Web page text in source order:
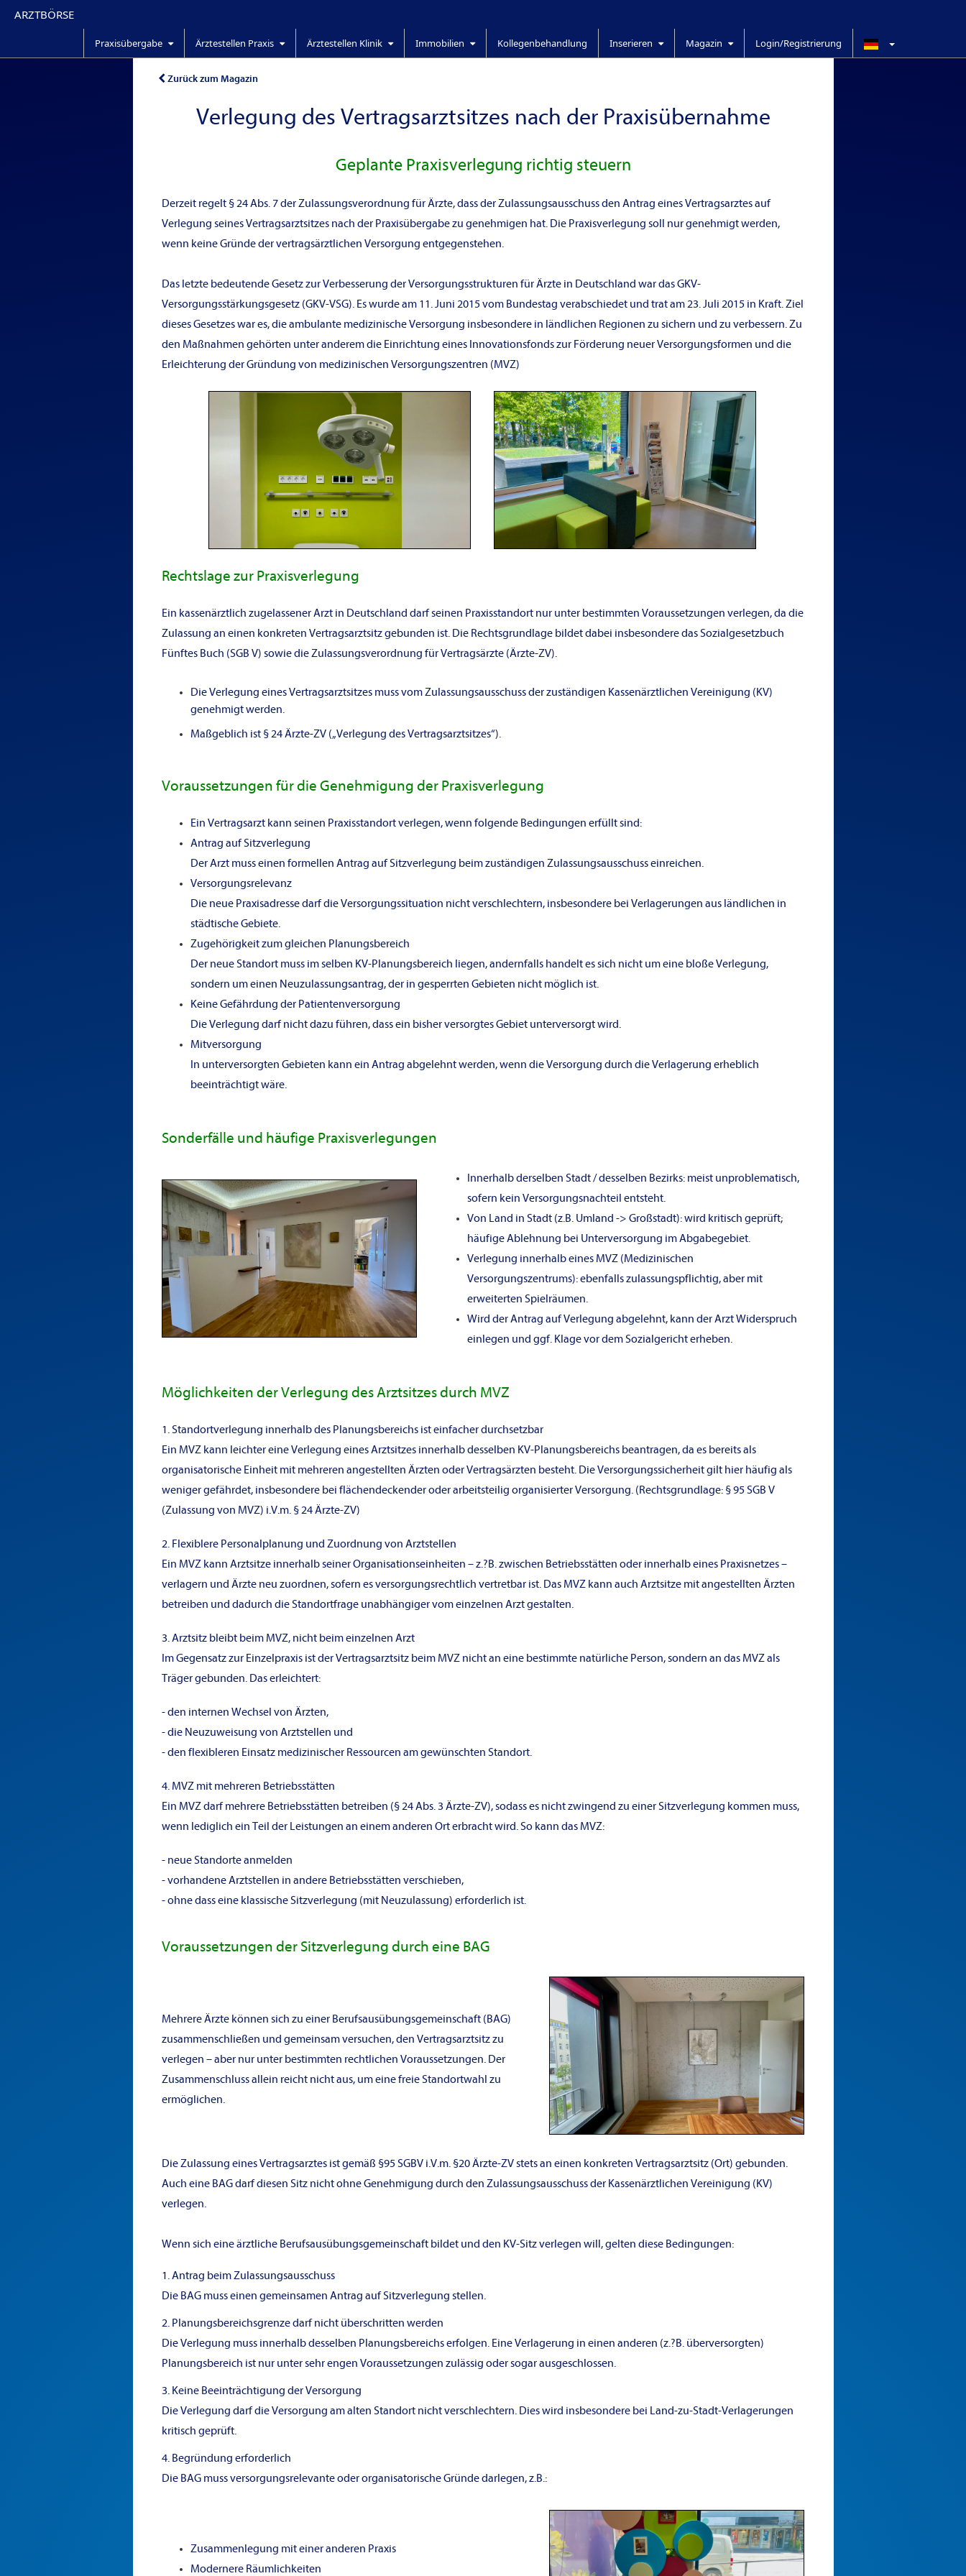
ARZTBÖRSE
Praxisübergabe Ärztestellen Praxis Ärztestellen Klinik Immobilien Kollegenbehandlung Inserieren Magazin Login/Registrierung
Zurück zum Magazin
Verlegung des Vertragsarztsitzes nach der Praxisübernahme
Geplante Praxisverlegung richtig steuern
Derzeit regelt § 24 Abs. 7 der Zulassungsverordnung für Ärzte, dass der Zulassungsausschuss den Antrag eines Vertragsarztes auf
Verlegung seines Vertragsarztsitzes nach der Praxisübergabe zu genehmigen hat. Die Praxisverlegung soll nur genehmigt werden,
wenn keine Gründe der vertragsärztlichen Versorgung entgegenstehen.
Das letzte bedeutende Gesetz zur Verbesserung der Versorgungsstrukturen für Ärzte in Deutschland war das GKV-
Versorgungsstärkungsgesetz (GKV-VSG). Es wurde am 11. Juni 2015 vom Bundestag verabschiedet und trat am 23. Juli 2015 in Kraft. Ziel
dieses Gesetzes war es, die ambulante medizinische Versorgung insbesondere in ländlichen Regionen zu sichern und zu verbessern. Zu
den Maßnahmen gehörten unter anderem die Einrichtung eines Innovationsfonds zur Förderung neuer Versorgungsformen und die
Erleichterung der Gründung von medizinischen Versorgungszentren (MVZ)
Rechtslage zur Praxisverlegung
Ein kassenärztlich zugelassener Arzt in Deutschland darf seinen Praxisstandort nur unter bestimmten Voraussetzungen verlegen, da die
Zulassung an einen konkreten Vertragsarztsitz gebunden ist. Die Rechtsgrundlage bildet dabei insbesondere das Sozialgesetzbuch
Fünftes Buch (SGB V) sowie die Zulassungsverordnung für Vertragsärzte (Ärzte-ZV).
Die Verlegung eines Vertragsarztsitzes muss vom Zulassungsausschuss der zuständigen Kassenärztlichen Vereinigung (KV)
genehmigt werden.
Maßgeblich ist § 24 Ärzte-ZV („Verlegung des Vertragsarztsitzes“).
Voraussetzungen für die Genehmigung der Praxisverlegung
Ein Vertragsarzt kann seinen Praxisstandort verlegen, wenn folgende Bedingungen erfüllt sind:
Antrag auf Sitzverlegung
Der Arzt muss einen formellen Antrag auf Sitzverlegung beim zuständigen Zulassungsausschuss einreichen.
Versorgungsrelevanz
Die neue Praxisadresse darf die Versorgungssituation nicht verschlechtern, insbesondere bei Verlagerungen aus ländlichen in
städtische Gebiete.
Zugehörigkeit zum gleichen Planungsbereich
Der neue Standort muss im selben KV-Planungsbereich liegen, andernfalls handelt es sich nicht um eine bloße Verlegung,
sondern um einen Neuzulassungsantrag, der in gesperrten Gebieten nicht möglich ist.
Keine Gefährdung der Patientenversorgung
Die Verlegung darf nicht dazu führen, dass ein bisher versorgtes Gebiet unterversorgt wird.
Mitversorgung
In unterversorgten Gebieten kann ein Antrag abgelehnt werden, wenn die Versorgung durch die Verlagerung erheblich
beeinträchtigt wäre.
Sonderfälle und häufige Praxisverlegungen
Innerhalb derselben Stadt / desselben Bezirks: meist unproblematisch,
sofern kein Versorgungsnachteil entsteht.
Von Land in Stadt (z.B. Umland -> Großstadt): wird kritisch geprüft;
häufige Ablehnung bei Unterversorgung im Abgabegebiet.
Verlegung innerhalb eines MVZ (Medizinischen
Versorgungszentrums): ebenfalls zulassungspflichtig, aber mit
erweiterten Spielräumen.
Wird der Antrag auf Verlegung abgelehnt, kann der Arzt Widerspruch
einlegen und ggf. Klage vor dem Sozialgericht erheben.
Möglichkeiten der Verlegung des Arztsitzes durch MVZ
1.Standortverlegung innerhalb des Planungsbereichs ist einfacher durchsetzbar
Ein MVZ kann leichter eine Verlegung eines Arztsitzes innerhalb desselben KV-Planungsbereichs beantragen, da es bereits als
organisatorische Einheit mit mehreren angestellten Ärzten oder Vertragsärzten besteht. Die Versorgungssicherheit gilt hier häufig als
weniger gefährdet, insbesondere bei flächendeckender oder arbeitsteilig organisierter Versorgung. (Rechtsgrundlage: § 95 SGB V
(Zulassung von MVZ) i.V.m. § 24 Ärzte-ZV)
2. Flexiblere Personalplanung und Zuordnung von Arztstellen
Ein MVZ kann Arztsitze innerhalb seiner Organisationseinheiten – z.?B. zwischen Betriebsstätten oder innerhalb eines Praxisnetzes –
verlagern und Ärzte neu zuordnen, sofern es versorgungsrechtlich vertretbar ist. Das MVZ kann auch Arztsitze mit angestellten Ärzten
betreiben und dadurch die Standortfrage unabhängiger vom einzelnen Arzt gestalten.
3. Arztsitz bleibt beim MVZ, nicht beim einzelnen Arzt
Im Gegensatz zur Einzelpraxis ist der Vertragsarztsitz beim MVZ nicht an eine bestimmte natürliche Person, sondern an das MVZ als
Träger gebunden. Das erleichtert:
- den internen Wechsel von Ärzten,
- die Neuzuweisung von Arztstellen und
- den flexibleren Einsatz medizinischer Ressourcen am gewünschten Standort.
4. MVZ mit mehreren Betriebsstätten
Ein MVZ darf mehrere Betriebsstätten betreiben (§ 24 Abs. 3 Ärzte-ZV), sodass es nicht zwingend zu einer Sitzverlegung kommen muss,
wenn lediglich ein Teil der Leistungen an einem anderen Ort erbracht wird. So kann das MVZ:
- neue Standorte anmelden
- vorhandene Arztstellen in andere Betriebsstätten verschieben,
- ohne dass eine klassische Sitzverlegung (mit Neuzulassung) erforderlich ist.
Voraussetzungen der Sitzverlegung durch eine BAG
Mehrere Ärzte können sich zu einer Berufsausübungsgemeinschaft (BAG)
zusammenschließen und gemeinsam versuchen, den Vertragsarztsitz zu
verlegen – aber nur unter bestimmten rechtlichen Voraussetzungen. Der
Zusammenschluss allein reicht nicht aus, um eine freie Standortwahl zu
ermöglichen.
Die Zulassung eines Vertragsarztes ist gemäß §95 SGBV i.V.m. §20 Ärzte-ZV stets an einen konkreten Vertragsarztsitz (Ort) gebunden.
Auch eine BAG darf diesen Sitz nicht ohne Genehmigung durch den Zulassungsausschuss der Kassenärztlichen Vereinigung (KV)
verlegen.
Wenn sich eine ärztliche Berufsausübungsgemeinschaft bildet und den KV-Sitz verlegen will, gelten diese Bedingungen:
1. Antrag beim Zulassungsausschuss
Die BAG muss einen gemeinsamen Antrag auf Sitzverlegung stellen.
2. Planungsbereichsgrenze darf nicht überschritten werden
Die Verlegung muss innerhalb desselben Planungsbereichs erfolgen. Eine Verlagerung in einen anderen (z.?B. überversorgten)
Planungsbereich ist nur unter sehr engen Voraussetzungen zulässig oder sogar ausgeschlossen.
3. Keine Beeinträchtigung der Versorgung
Die Verlegung darf die Versorgung am alten Standort nicht verschlechtern. Dies wird insbesondere bei Land-zu-Stadt-Verlagerungen
kritisch geprüft.
4. Begründung erforderlich
Die BAG muss versorgungsrelevante oder organisatorische Gründe darlegen, z.B.:
Zusammenlegung mit einer anderen Praxis
Modernere Räumlichkeiten